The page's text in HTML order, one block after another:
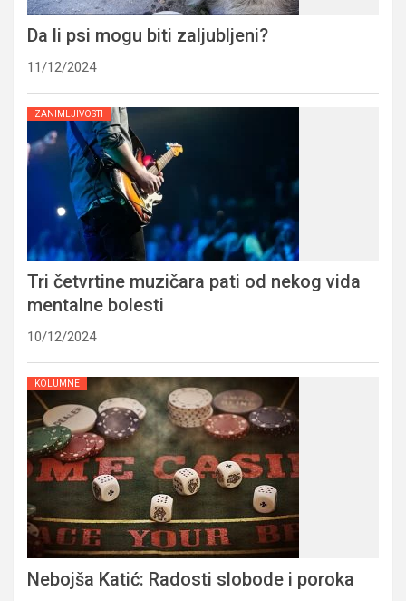
Da li psi mogu biti zaljubljeni?
11/12/2024
ZANIMLJIVOSTI
Tri četvrtine muzičara pati od nekog vida
mentalne bolesti
10/12/2024
KOLUMNE
Nebojša Katić: Radosti slobode i poroka